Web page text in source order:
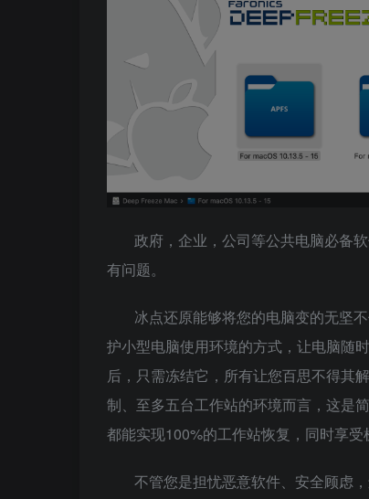
政府，企业，公司等公共电脑必备
有问题。
冰点还原能够将您的电脑变的无坚
护小型电脑使用环境的方式，让电脑随
后，只需冻结它，所有让您百思不得其
制、至多五台工作站的环境而言，这是
都能实现100%的工作站恢复，同时享受
不管您是担忧恶意软件、安全顾虑